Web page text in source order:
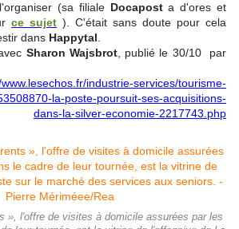
(sa filiale Docaposta d'ores et
ce sujet ). C'était sans doute pour cela
dans Happytal
avec Sharon Wajsbrot, publié le 30/10 par
industrie-services/tourisme-
la-poste-poursuit-ses-acquisitions-
dans-la-silver-economie-2217743.php
», l'offre de visites à domicile assurées par les